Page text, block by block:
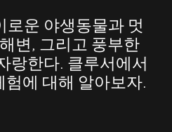
로운 야생동물과 멋
변, 그리고 풍부한
랑한다. 클루서에서
험에 대해 알아보자.